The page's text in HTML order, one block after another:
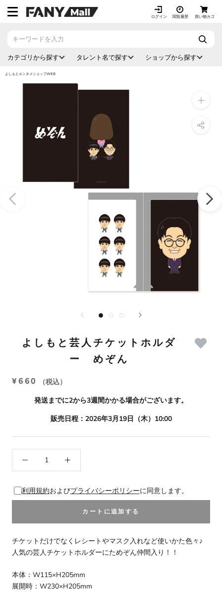
コ
ログイン 閲覧履歴 買い物カゴ
カテゴリから探す タレント名で探す ショップから探す
よしもとエンタメショップWEB
よしもと芸人チケットホルダ
ー めぞん
¥660
（税込）
発送までに2から3週間かかる場合がございます。
販売日程：2026年3月19日（木）10:00
利用規約およびプライバシーポリシーに同意します。
カートに追加する
チケットだけでなくレシートやマスク入れなど使いかた色々♪
人気の芸人チケットホルダーにためぞん仲間入り！！
本体：W115×H205mm
展開時：W230×H205mm